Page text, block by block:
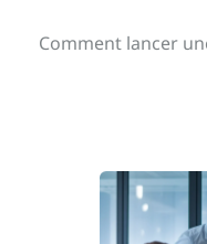
Comment lancer